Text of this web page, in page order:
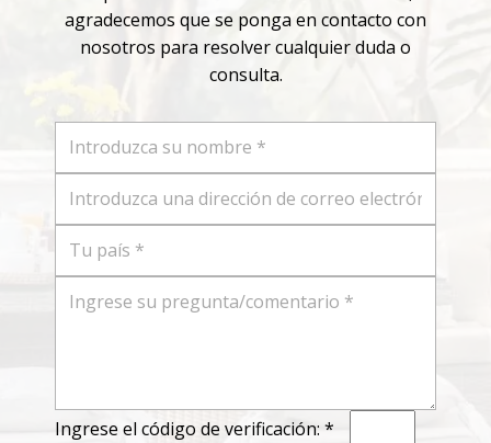
agradecemos que se ponga en contacto con
nosotros para resolver cualquier duda o
consulta.
Ingrese el código de verificación: *